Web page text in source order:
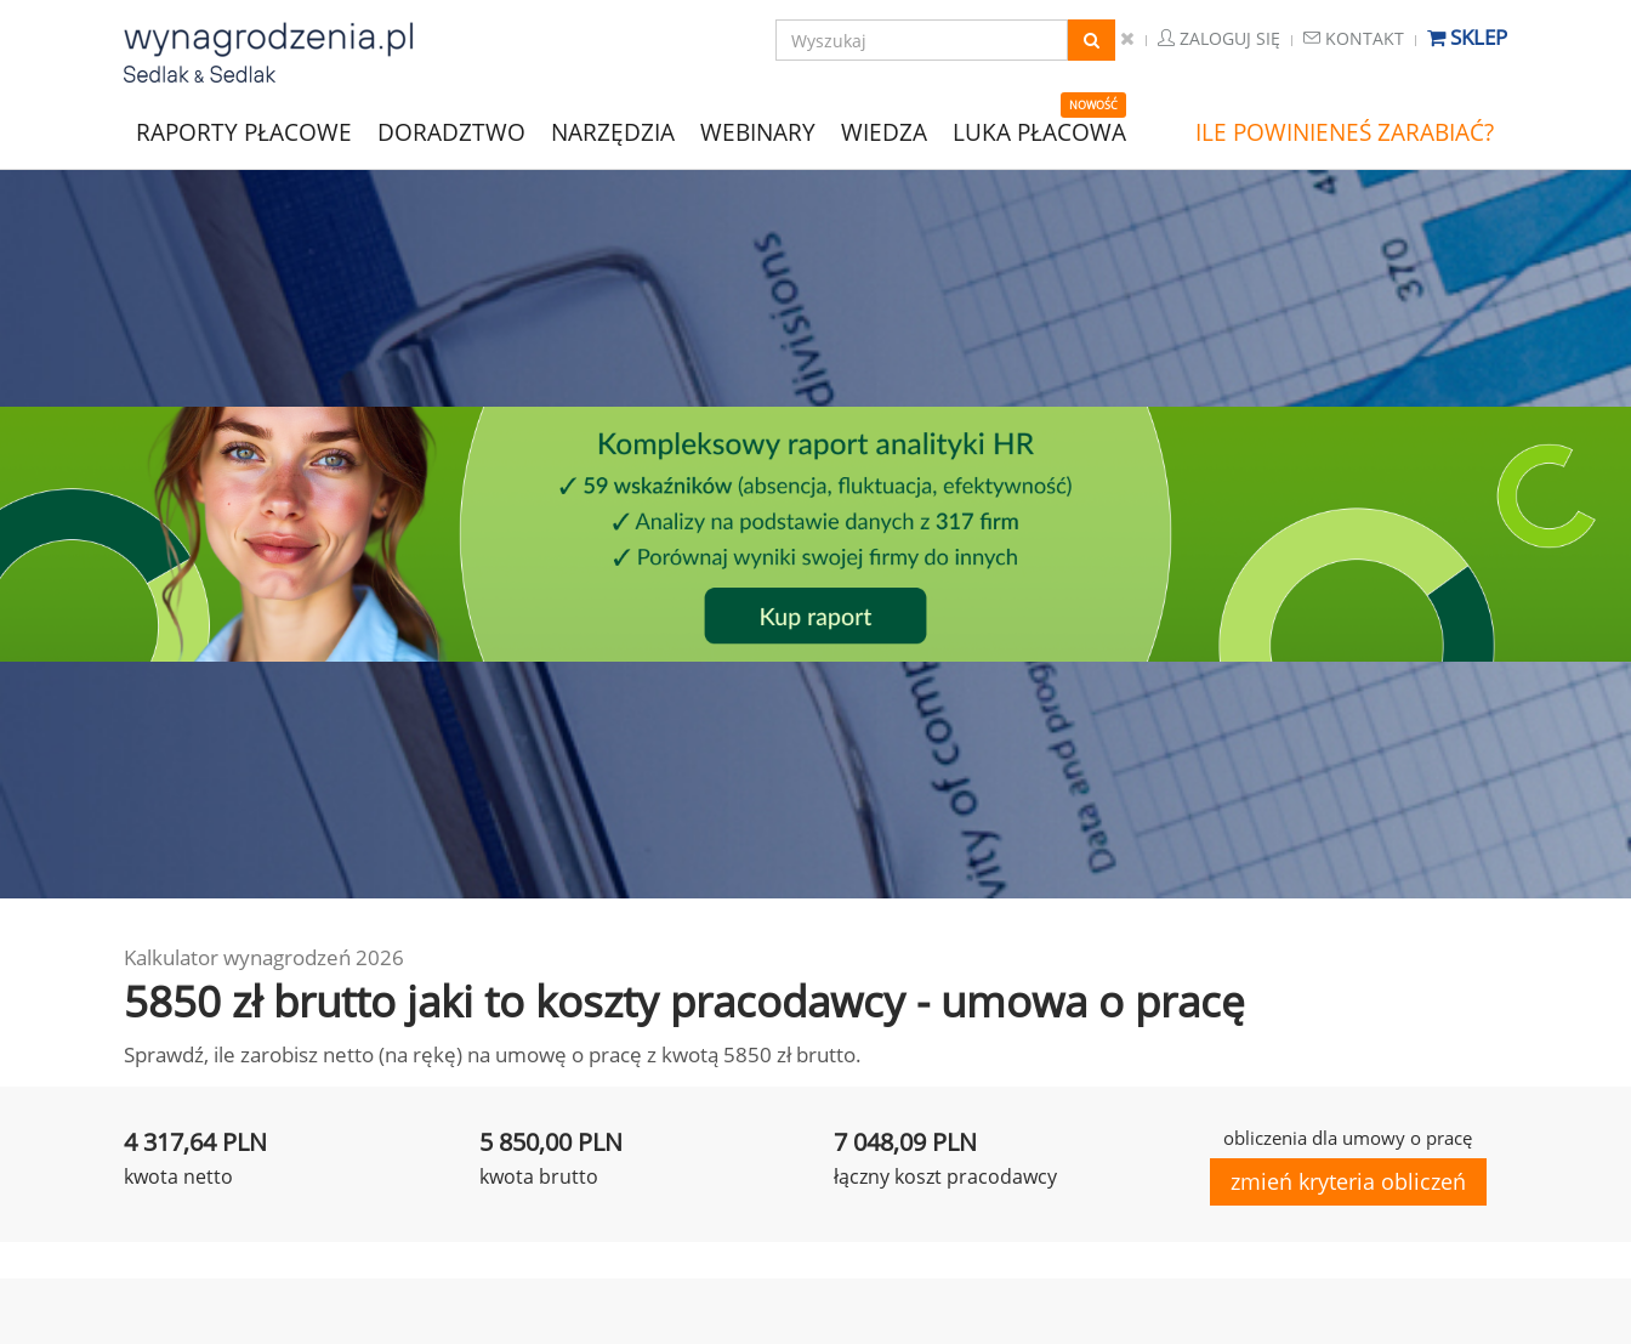
ZALOGUJ SIĘ KONTAKT SKLEP
RAPORTY PŁACOWE DORADZTWO NARZĘDZIA WEBINARY WIEDZA
NOWOŚĆ
LUKA PŁACOWA ILE POWINIENEŚ ZARABIAĆ?
Kalkulator wynagrodzeń 2026
5850 zł brutto jaki to koszty pracodawcy - umowa o pracę
Sprawdź, ile zarobisz netto (na rękę) na umowę o pracę z kwotą 5850 zł brutto.
4 317,64 PLN
kwota netto
5 850,00 PLN
kwota brutto
7 048,09 PLN
łączny koszt pracodawcy
obliczenia dla umowy o pracę
zmień kryteria obliczeń